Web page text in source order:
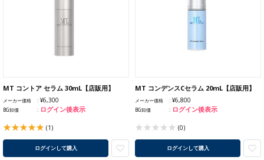
MT コントア セラム 30mL【店販用】
メーカー価格 ¥6,300
BG卸価 ログイン後表示
(1)
ログインして購入
MT コンデンスCセラム 20mL【店販用】
メーカー価格 ¥6,800
BG卸価 ログイン後表示
(0)
ログインして購入